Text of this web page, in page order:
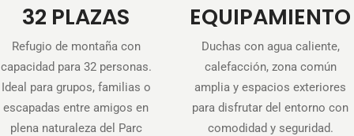
32 PLAZAS
Refugio de montaña con
capacidad para 32 personas.
Ideal para grupos, familias o
escapadas entre amigos en
plena naturaleza del Parc
EQUIPAMIENTO
Duchas con agua caliente,
calefacción, zona común
amplia y espacios exteriores
para disfrutar del entorno con
comodidad y seguridad.